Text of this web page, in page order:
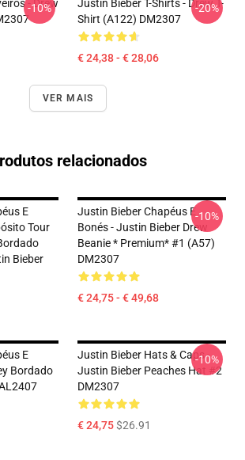
- Drew
-10%
Justin Bieber T-Shirts - Drew T-
Shirt (A122) DM2307
€ 24,38 - € 28,06
-20%
VER MAIS
relacionados
E
Tour
Bieber
Justin Bieber Chapéus E
Bonés - Justin Bieber Drew
Beanie * Premium* #1 (A57)
DM2307
€ 24,75 - € 49,68
-10%
E
Bordado
Justin Bieber Hats & Caps -
Justin Bieber Peaches Hat #2
DM2307
€ 24,75$26.91
-10%